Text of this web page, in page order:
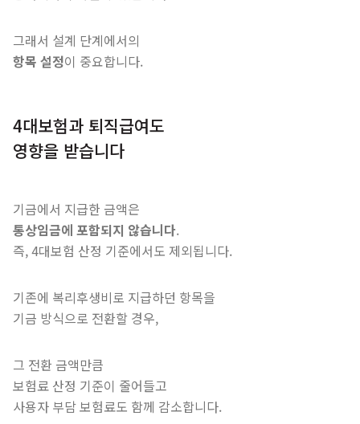
그래서 설계 단계에서의
항목 설정이 중요합니다.
4대보험과 퇴직급여도
영향을 받습니다
기금에서 지급한 금액은
통상임금에 포함되지 않습니다.
즉, 4대보험 산정 기준에서도 제외됩니다.
기존에 복리후생비로 지급하던 항목을
기금 방식으로 전환할 경우,
그 전환 금액만큼
보험료 산정 기준이 줄어들고
사용자 부담 보험료도 함께 감소합니다.